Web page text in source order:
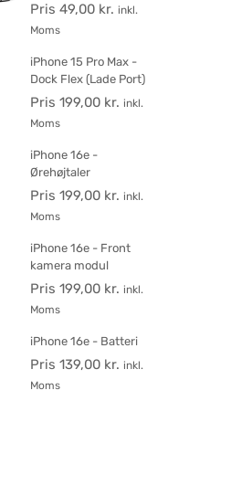
Pris 49,00 kr. inkl.
Moms
iPhone 15 Pro Max -
Dock Flex (Lade Port)
Pris 199,00 kr. inkl.
Moms
iPhone 16e -
Ørehøjtaler
Pris 199,00 kr. inkl.
Moms
iPhone 16e - Front
kamera modul
Pris 199,00 kr. inkl.
Moms
iPhone 16e - Batteri
Pris 139,00 kr. inkl.
Moms